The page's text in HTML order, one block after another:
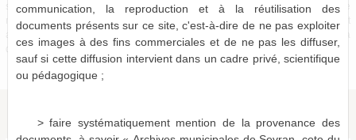
sont désormais partiellement disponibles à la consultation virtuelle. Pour le
moment, seules les périodes 1963-1975, 1986-1987 et 1996-2001 sont
actuellement numérisées et consultables en ligne, le reste devant être mis à
disposition dans les mois qui viennent.
communication, la reproduction et à la réutilisation des
documents présents sur ce site, c'est-à-dire de ne pas exploiter
ces images à des fins commerciales et de ne pas les diffuser,
sauf si cette diffusion intervient dans un cadre privé, scientifique
ou pédagogique ;
> faire systématiquement mention de la provenance des